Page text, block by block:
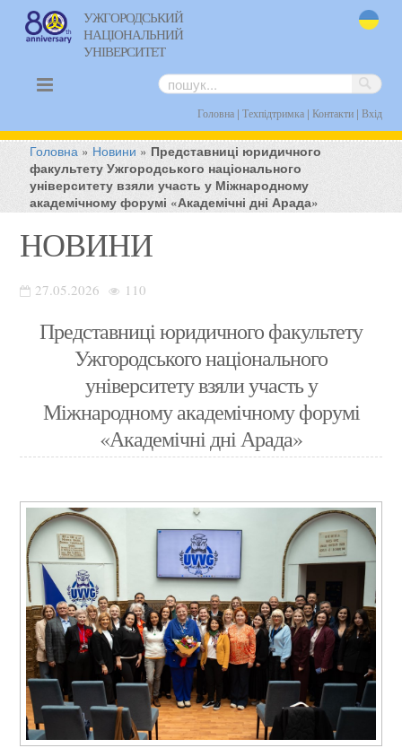
УЖГОРОДСЬКИЙ
НАЦІОНАЛЬНИЙ
УНІВЕРСИТЕТ
Головна| Техпідтримка| Контакти| Вхід
Головна » Новини » Представниці юридичного
факультету Ужгородського національного
університету взяли участь у Міжнародному
академічному форумі «Академічні дні Арада»
НОВИНИ
27.05.2026 110
Представниці юридичного факультету
Ужгородського національного
університету взяли участь у
Міжнародному академічному форумі
«Академічні дні Арада»